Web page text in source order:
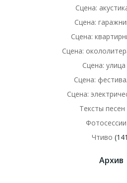
Сцена:
Сцена:
Сцена:
Сцена:
Сцена: улица
Сцена:
Сцена:
Тексты песен
Фотосессии
Чтиво
Архив